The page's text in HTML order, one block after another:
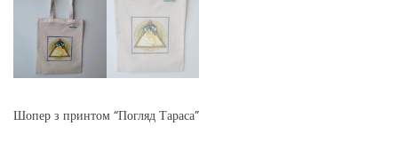
Шопер з принтом “Погляд Тараса”